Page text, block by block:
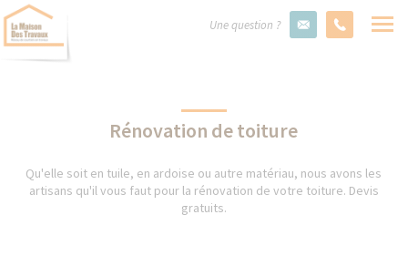
Une question ?
Rénovation de toiture
Qu'elle soit en tuile, en ardoise ou autre matériau, nous avons les
artisans qu'il vous faut pour la rénovation de votre toiture. Devis
gratuits.